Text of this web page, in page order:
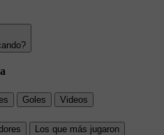
Goles
Videos
Los que más jugaron